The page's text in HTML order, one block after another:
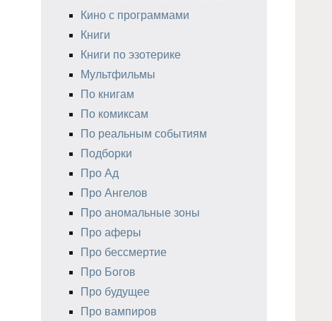
Кино с программами
Книги
Книги по эзотерике
Мультфильмы
По книгам
По комиксам
По реальным событиям
Подборки
Про Ад
Про Ангелов
Про аномальные зоны
Про аферы
Про бессмертие
Про Богов
Про будущее
Про вампиров